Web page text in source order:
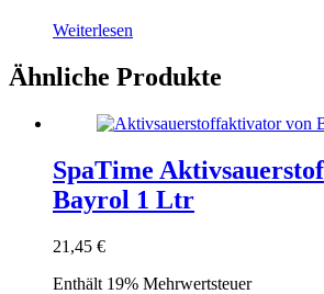
Weiterlesen
Ähnliche Produkte
SpaTime
Bayrol 1 Ltr
21,45 €
Enthält 19% Mehrwertsteuer